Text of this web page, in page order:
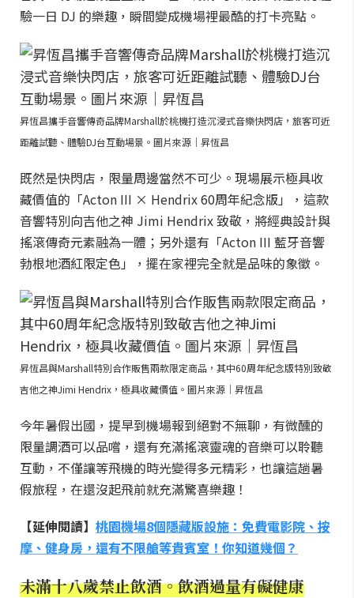
驗一日 DJ 的樂趣，瞬間變成機場裡最酷的打卡亮點。
昇恆昌攜手音響傳奇品牌Marshall於桃機打造沉浸式音樂快閃店，旅客可近
距離試聽、體驗DJ台互動場景。圖片來源｜昇恆昌
既然是快閃店，限量周邊當然不可少。現場展示極具收
藏價值的「Acton III × Hendrix 60周年紀念版」，這款
音響特別向吉他之神 Jimi Hendrix 致敬，將經典設計與
搖滾傳奇元素融為一體；另外還有「Acton III 藍牙音響
勃根地酒紅限定色」，擺在家裡完全就是品味的象徵。
昇恆昌與Marshall特別合作販售兩款限定商品，其中60周年紀念版特別致敬
吉他之神Jimi Hendrix，極具收藏價值。圖片來源｜昇恆昌
今年暑假出國，提早到機場報到絕對不無聊，有微醺的
限量調酒可以品嚐，還有充滿搖滾靈魂的音樂可以聆聽
互動，不僅讓等飛機的時光變得多元精彩，也讓這趟暑
假旅程，在還沒起飛前就充滿驚喜樂趣！
【延伸閱讀】 桃園機場8個隱藏版設施：免費電影院、按
摩、健身房，還有不限艙等貴賓室！你知道幾個？
未滿十八歲禁止飲酒。飲酒過量有礙健康